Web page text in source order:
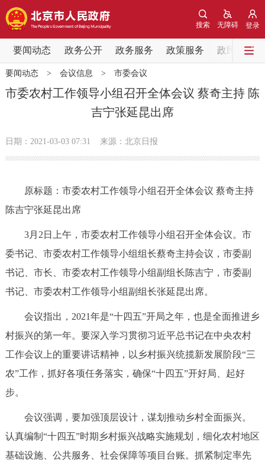
登录
无障碍
搜索
要闻动态 政务公开 政务服务 政策服务 政民互动
要闻动态
党中央精神 国务院信息
会议信息
市领导
专题公开
政务服务
个人服务 法人服务 部门服务
便民服务 利企服务 投资项目
中介服务 阳光政务
政民互动
要闻动态> 会议信息 > 市委会议
市委农村工作领导小组召开全体会议 蔡奇主持 陈
吉宁张延昆出席
日期：2021-03-03 07:31 来源：北京日报
原标题：市委农村工作领导小组召开全体会议 蔡奇主持
陈吉宁张延昆出席
3月2日上午，市委农村工作领导小组召开全体会议。市
委书记、市委农村工作领导小组组长蔡奇主持会议，市委副
书记、市长、市委农村工作领导小组副组长陈吉宁，市委副
书记、市委农村工作领导小组副组长张延昆出席。
会议指出，2021年是“十四五”开局之年，也是全面推进乡
村振兴的第一年。要深入学习贯彻习近平总书记在中央农村
工作会议上的重要讲话精神，以乡村振兴统揽新发展阶段“三
农”工作，抓好各项任务落实，确保“十四五”开好局、起好
步。
会议强调，要加强顶层设计，谋划推动乡村全面振兴。
认真编制“十四五”时期乡村振兴战略实施规划，细化农村地区
基础设施、公共服务、社会保障等项目台账。抓紧制定率先